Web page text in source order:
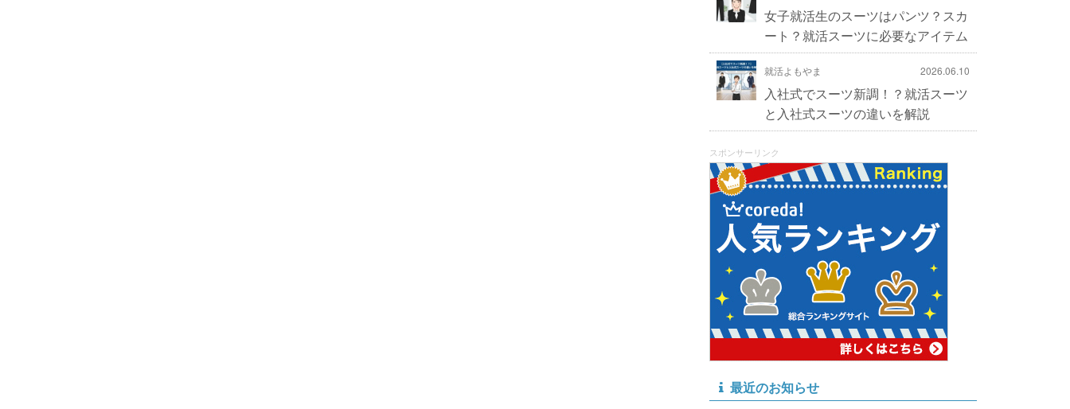
女子就活生のスーツはパンツ？スカ
ート？就活スーツに必要なアイテム
就活よもやま 2026.06.10
入社式でスーツ新調！？就活スーツ
と入社式スーツの違いを解説
スポンサーリンク
最近のお知らせ